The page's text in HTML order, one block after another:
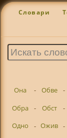
Словари
Она
- Обве -
Обра
- Обст -
Одно
- Ожив -